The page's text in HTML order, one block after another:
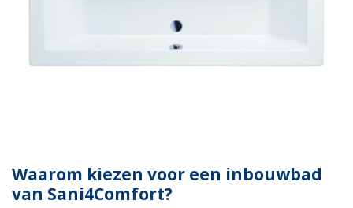
Waarom kiezen voor een inbouwbad
van Sani4Comfort?